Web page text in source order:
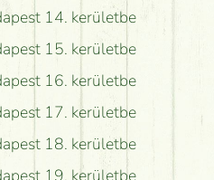
14. kerületbe
15. kerületbe
16. kerületbe
17. kerületbe
18. kerületbe